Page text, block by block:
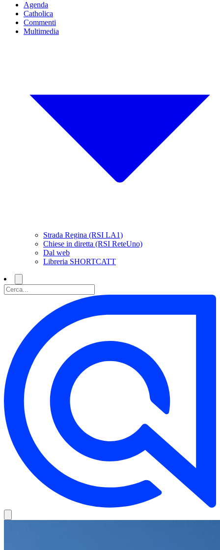
Agenda
Catholica
Commenti
Multimedia
Strada Regina (RSI LA1)
Chiese in diretta (RSI ReteUno)
Dal web
Libreria SHORTCATT